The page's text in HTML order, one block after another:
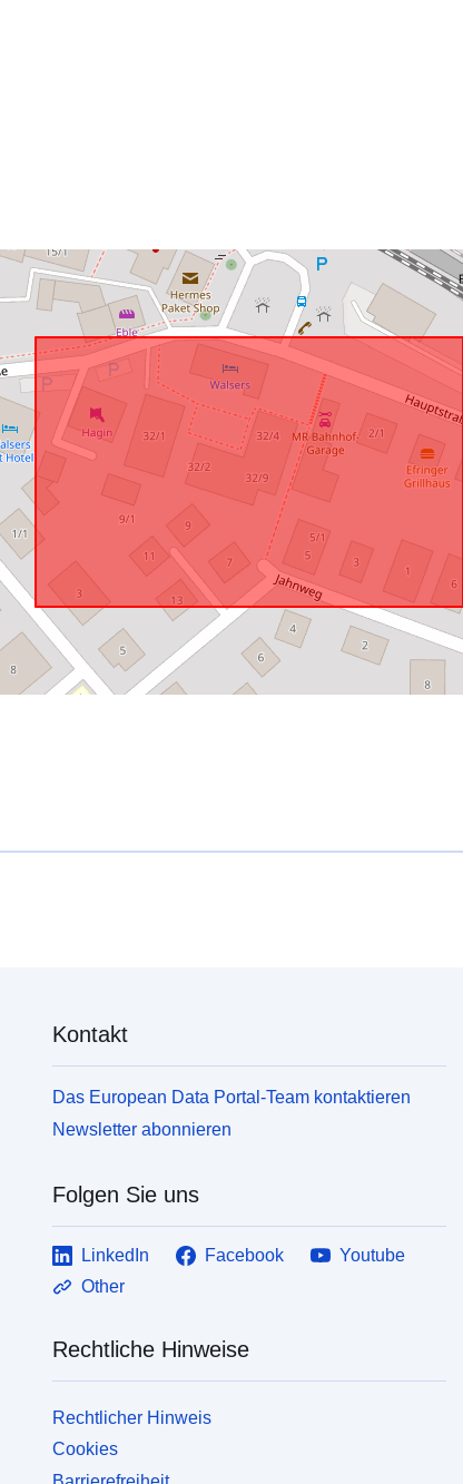
Kontakt
Das European Data Portal-Team kontaktieren
Newsletter abonnieren
Folgen Sie uns
LinkedIn Facebook
Youtube
Other
Rechtliche Hinweise
Rechtlicher Hinweis
Cookies